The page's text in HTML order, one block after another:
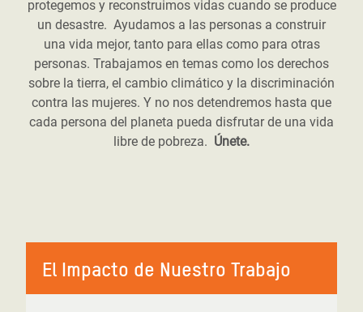
protegemos y reconstruimos vidas cuando se produce
un desastre. Ayudamos a las personas a construir
una vida mejor, tanto para ellas como para otras
personas. Trabajamos en temas como los derechos
sobre la tierra, el cambio climático y la discriminación
contra las mujeres. Y no nos detendremos hasta que
cada persona del planeta pueda disfrutar de una vida
libre de pobreza. Únete.
El Impacto de Nuestro Trabajo